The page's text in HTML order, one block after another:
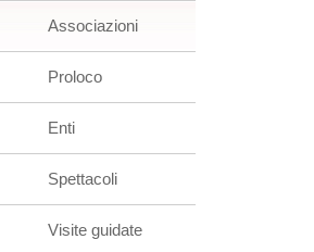
Associazioni
Proloco
Enti
Spettacoli
Visite guidate